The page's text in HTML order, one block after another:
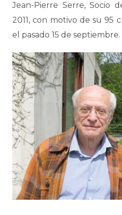
Jean-Pierre Serre, Socio
2011, con motivo de su 95
el pasado 15 de septiembre.